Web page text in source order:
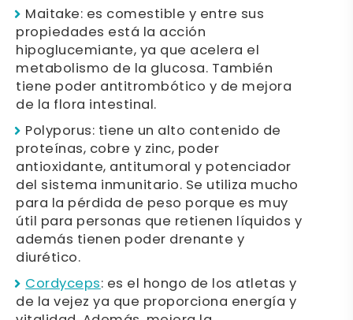
Maitake: es comestible y entre sus
propiedades está la acción
hipoglucemiante, ya que acelera el
metabolismo de la glucosa. También
tiene poder antitrombótico y de mejora
de la flora intestinal.
Polyporus: tiene un alto contenido de
proteínas, cobre y zinc, poder
antioxidante, antitumoral y potenciador
del sistema inmunitario. Se utiliza mucho
para la pérdida de peso porque es muy
útil para personas que retienen líquidos y
además tienen poder drenante y
diurético.
Cordyceps: es el hongo de los atletas y
de la vejez ya que proporciona energía y